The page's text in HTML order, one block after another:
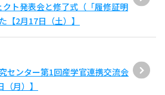
クト発表会と修了式（「履修証明
【2月17日（土）】
センター第1回産学官連携交流会
月）】